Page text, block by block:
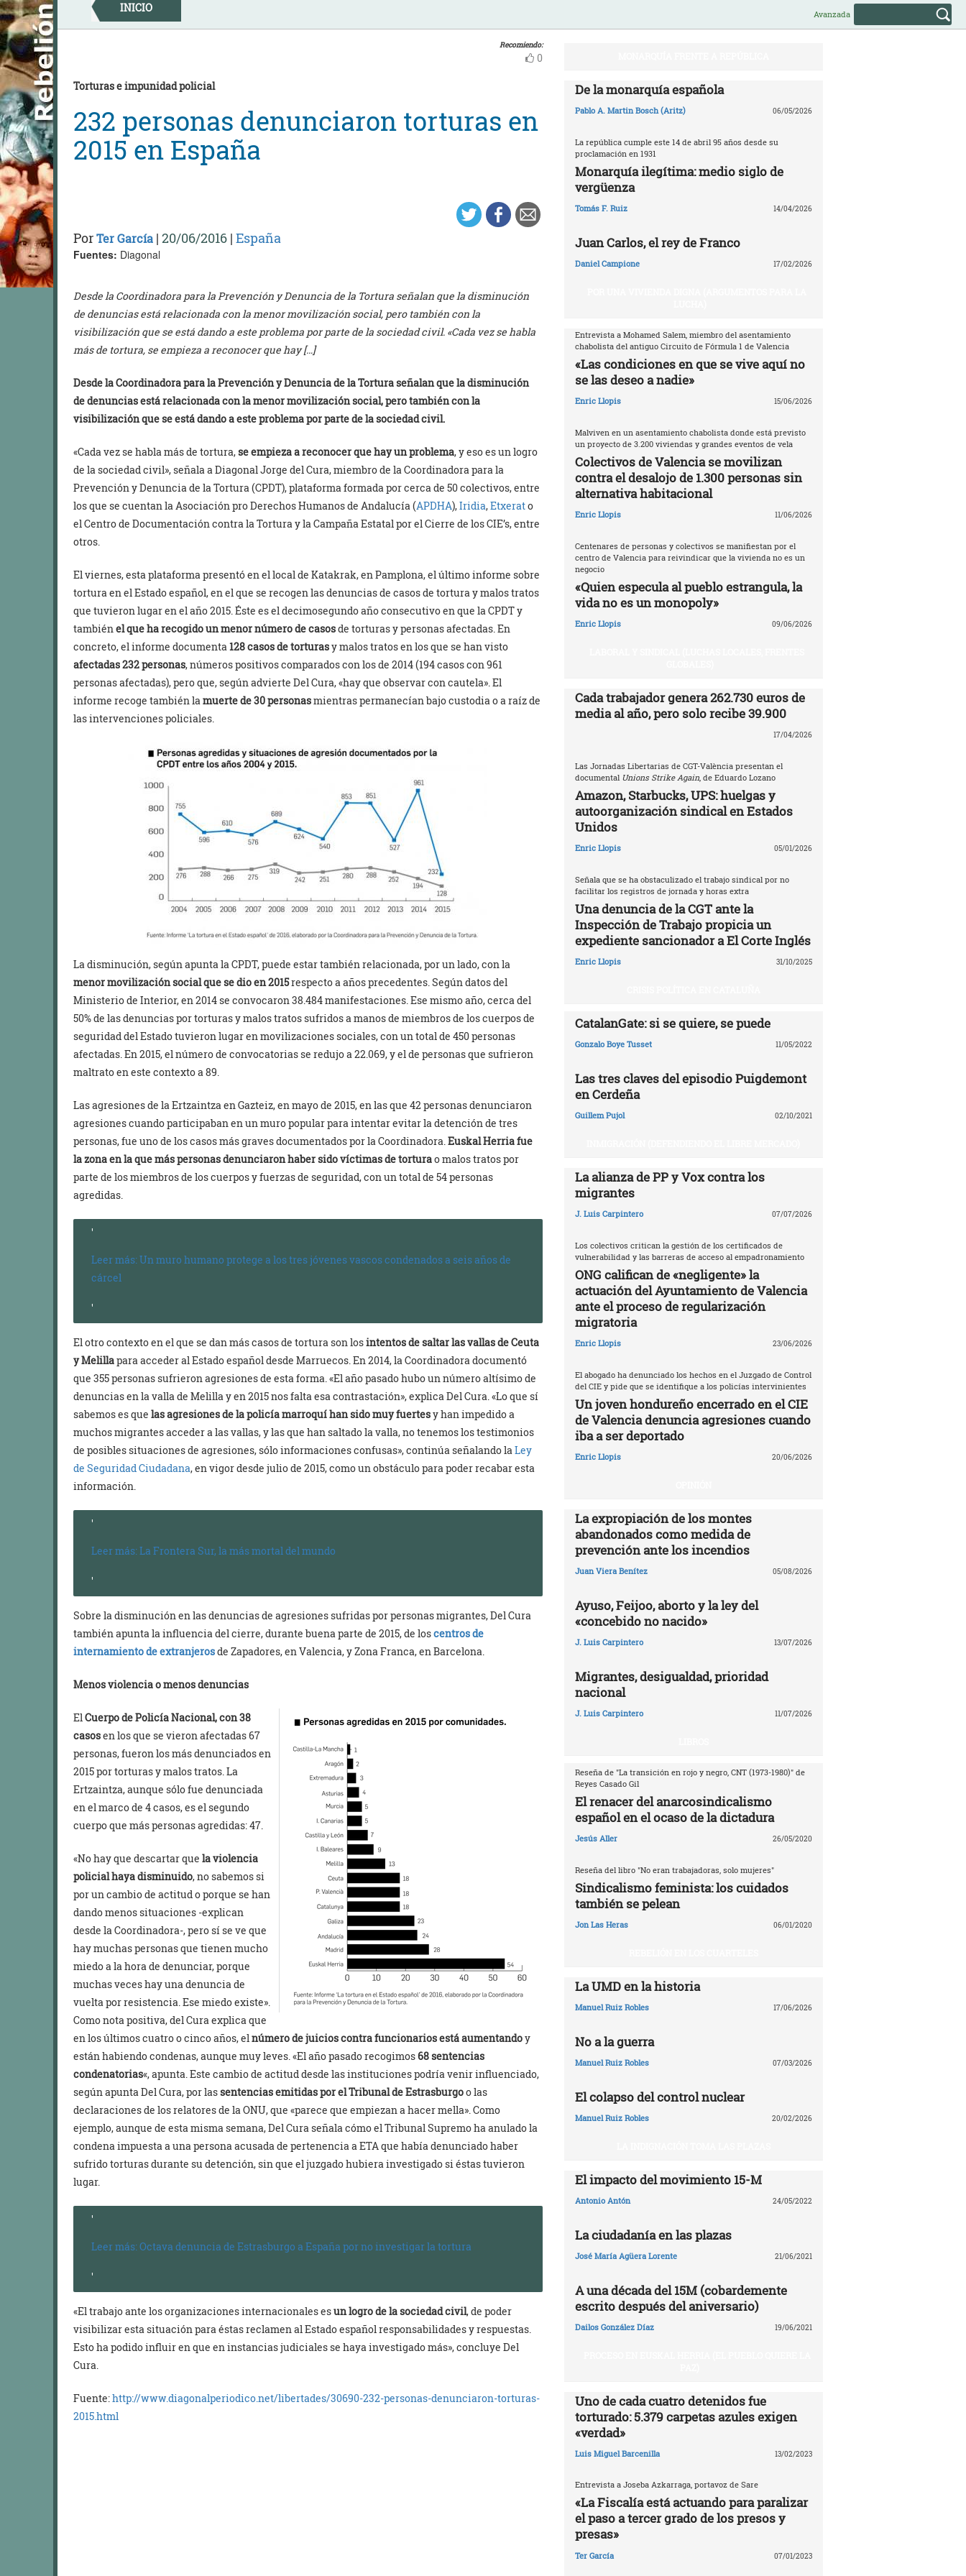
Skip
to
content
INICIO Avanzada
Recomiendo:
0
Torturas e impunidad policial
232 personas denunciaron torturas en
2015 en España
PorTer García | 20/06/2016 | España
Fuentes: Diagonal
Desde la Coordinadora para la Prevención y Denuncia de la Tortura señalan que la disminución
de denuncias está relacionada con la menor movilización social, pero también con la
visibilización que se está dando a este problema por parte de la sociedad civil. «Cada vez se habla
más de tortura, se empieza a reconocer que hay […]
Desde la Coordinadora para la Prevención y Denuncia de la Tortura señalan que la disminución
de denuncias está relacionada con la menor movilización social, pero también con la
visibilización que se está dando a este problema por parte de la sociedad civil.
«Cada vez se habla más de tortura, se empieza a reconocer que hay un problema, y eso es un logro
de la sociedad civil», señala a Diagonal Jorge del Cura, miembro de la Coordinadora para la
Prevención y Denuncia de la Tortura (CPDT), plataforma formada por cerca de 50 colectivos, entre
los que se cuentan la Asociación pro Derechos Humanos de Andalucía (APDHA),Iridia,Etxerato
el Centro de Documentación contra la Tortura y la Campaña Estatal por el Cierre de los CIE’s, entre
otros.
El viernes, esta plataforma presentó en el local de Katakrak, en Pamplona, el último informe sobre
tortura en el Estado español, en el que se recogen las denuncias de casos de tortura y malos tratos
que tuvieron lugar en el año 2015. Éste es el decimosegundo año consecutivo en que la CPDT y
también el que ha recogido un menor número de casosde torturas y personas afectadas. En
concreto, el informe documenta 128 casos de torturasy malos tratos en los que se han visto
afectadas 232 personas, números positivos comparados con los de 2014 (194 casos con 961
personas afectadas), pero que, según advierte Del Cura, «hay que observar con cautela». El
informe recoge también la muerte de 30 personasmientras permanecían bajo custodia o a raíz de
las intervenciones policiales.
La disminución, según apunta la CPDT, puede estar también relacionada, por un lado, con la
menor movilización social que se dio en 2015respecto a años precedentes. Según datos del
Ministerio de Interior, en 2014 se convocaron 38.484 manifestaciones. Ese mismo año, cerca del
50% de las denuncias por torturas y malos tratos sufridos a manos de miembros de los cuerpos de
seguridad del Estado tuvieron lugar en movilizaciones sociales, con un total de 450 personas
afectadas. En 2015, el número de convocatorias se redujo a 22.069, y el de personas que sufrieron
maltrato en este contexto a 89.
Las agresiones de la Ertzaintza en Gazteiz, en mayo de 2015, en las que 42 personas denunciaron
agresiones cuando participaban en un muro popular para intentar evitar la detención de tres
personas, fue uno de los casos más graves documentados por la Coordinadora. Euskal Herria fue
la zona en la que más personas denunciaron haber sido víctimas de torturao malos tratos por
parte de los miembros de los cuerpos y fuerzas de seguridad, con un total de 54 personas
agredidas.
Leer más: Un muro humano protege a los tres jóvenes vascos condenados a seis años de
cárcel
El otro contexto en el que se dan más casos de tortura son losintentos de saltar las vallas de Ceuta
y Melillapara acceder al Estado español desde Marruecos. En 2014, la Coordinadora documentó
que 355 personas sufrieron agresiones de esta forma. «El año pasado hubo un número altísimo de
denuncias en la valla de Melilla y en 2015 nos falta esa contrastación», explica Del Cura. «Lo que sí
sabemos es que las agresiones de la policía marroquí han sido muy fuertesy han impedido a
muchos migrantes acceder a las vallas, y las que han saltado la valla, no tenemos los testimonios
de posibles situaciones de agresiones, sólo informaciones confusas», continúa señalando la Ley
de Seguridad Ciudadana, en vigor desde julio de 2015, como un obstáculo para poder recabar esta
información.
Leer más: La Frontera Sur, la más mortal del mundo
Sobre la disminución en las denuncias de agresiones sufridas por personas migrantes, Del Cura
también apunta la influencia del cierre, durante buena parte de 2015, de loscentros de
internamiento de extranjerosde Zapadores, en Valencia, y Zona Franca, en Barcelona.
Menos violencia o menos denuncias
El Cuerpo de Policía Nacional, con 38
casosen los que se vieron afectadas 67
personas, fueron los más denunciados en
2015 por torturas y malos tratos. La
Ertzaintza, aunque sólo fue denunciada
en el marco de 4 casos, es el segundo
cuerpo que más personas agredidas: 47.
«No hay que descartar que la violencia
policial haya disminuido, no sabemos si
por un cambio de actitud o porque se han
dando menos situaciones -explican
desde la Coordinadora-, pero sí se ve que
hay muchas personas que tienen mucho
miedo a la hora de denunciar, porque
muchas veces hay una denuncia de
vuelta por resistencia. Ese miedo existe».
Como nota positiva, del Cura explica que
en los últimos cuatro o cinco años, el número de juicios contra funcionarios está aumentandoy
están habiendo condenas, aunque muy leves. «El año pasado recogimos68 sentencias
condenatorias«, apunta. Este cambio de actitud desde las instituciones podría venir influenciado,
según apunta Del Cura, por las sentencias emitidas por el Tribunal de Estrasburgoo las
declaraciones de los relatores de la ONU, que «parece que empiezan a hacer mella». Como
ejemplo, aunque de esta misma semana, Del Cura señala cómo el Tribunal Supremo ha anulado la
condena impuesta a una persona acusada de pertenencia a ETA que había denunciado haber
sufrido torturas durante su detención, sin que el juzgado hubiera investigado si éstas tuvieron
lugar.
Leer más: Octava denuncia de Estrasburgo a España por no investigar la tortura
«El trabajo ante los organizaciones internacionales esun logro de la sociedad civil, de poder
visibilizar esta situación para éstas reclamen al Estado español responsabilidades y respuestas.
Esto ha podido influir en que en instancias judiciales se haya investigado más», concluye Del
Cura.
Fuente:http://www.diagonalperiodico.net/libertades/30690-232-personas-denunciaron-torturas-
2015.html
De la monarquía española
Pablo A. Martin Bosch (Aritz) 06/05/2026
La república cumple este 14 de abril 95 años desde su
proclamación en 1931
Monarquía ilegítima: medio siglo de
vergüenza
Tomás F. Ruiz 14/04/2026
Juan Carlos, el rey de Franco
Daniel Campione 17/02/2026
Entrevista a Mohamed Salem, miembro del asentamiento
chabolista del antiguo Circuito de Fórmula 1 de Valencia
«Las condiciones en que se vive aquí no
se las deseo a nadie»
Enric Llopis 15/06/2026
Malviven en un asentamiento chabolista donde está previsto
un proyecto de 3.200 viviendas y grandes eventos de vela
Colectivos de Valencia se movilizan
contra el desalojo de 1.300 personas sin
alternativa habitacional
Enric Llopis 11/06/2026
Centenares de personas y colectivos se manifiestan por el
centro de Valencia para reivindicar que la vivienda no es un
negocio
«Quien especula al pueblo estrangula, la
vida no es un monopoly»
Enric Llopis 09/06/2026
Cada trabajador genera 262.730 euros de
media al año, pero solo recibe 39.900
17/04/2026
Las Jornadas Libertarias de CGT-València presentan el
documental Unions Strike Again, de Eduardo Lozano
Amazon, Starbucks, UPS: huelgas y
autoorganización sindical en Estados
Unidos
Enric Llopis 05/01/2026
Señala que se ha obstaculizado el trabajo sindical por no
facilitar los registros de jornada y horas extra
Una denuncia de la CGT ante la
Inspección de Trabajo propicia un
expediente sancionador a El Corte Inglés
Enric Llopis 31/10/2025
CatalanGate: si se quiere, se puede
Gonzalo Boye Tusset 11/05/2022
Las tres claves del episodio Puigdemont
en Cerdeña
Guillem Pujol 02/10/2021
La alianza de PP y Vox contra los
migrantes
J. Luis Carpintero 07/07/2026
Los colectivos critican la gestión de los certificados de
vulnerabilidad y las barreras de acceso al empadronamiento
ONG califican de «negligente» la
actuación del Ayuntamiento de Valencia
ante el proceso de regularización
migratoria
Enric Llopis 23/06/2026
El abogado ha denunciado los hechos en el Juzgado de Control
del CIE y pide que se identifique a los policías intervinientes
Un joven hondureño encerrado en el CIE
de Valencia denuncia agresiones cuando
iba a ser deportado
Enric Llopis 20/06/2026
La expropiación de los montes
abandonados como medida de
prevención ante los incendios
Juan Viera Benítez 05/08/2026
Ayuso, Feijoo, aborto y la ley del
«concebido no nacido»
J. Luis Carpintero 13/07/2026
Migrantes, desigualdad, prioridad
nacional
J. Luis Carpintero 11/07/2026
Reseña de "La transición en rojo y negro, CNT (1973-1980)" de
Reyes Casado Gil
El renacer del anarcosindicalismo
español en el ocaso de la dictadura
Jesús Aller 26/05/2020
Reseña del libro "No eran trabajadoras, solo mujeres"
Sindicalismo feminista: los cuidados
también se pelean
Jon Las Heras 06/01/2020
La UMD en la historia
Manuel Ruiz Robles 17/06/2026
No a la guerra
Manuel Ruiz Robles 07/03/2026
El colapso del control nuclear
Manuel Ruiz Robles 20/02/2026
El impacto del movimiento 15-M
Antonio Antón 24/05/2022
La ciudadanía en las plazas
José María Agüera Lorente 21/06/2021
A una década del 15M (cobardemente
escrito después del aniversario)
Dailos González Díaz 19/06/2021
Uno de cada cuatro detenidos fue
torturado: 5.379 carpetas azules exigen
«verdad»
Luis Miguel Barcenilla 13/02/2023
Entrevista a Joseba Azkarraga, portavoz de Sare
«La Fiscalía está actuando para paralizar
el paso a tercer grado de los presos y
presas»
Ter García 07/01/2023